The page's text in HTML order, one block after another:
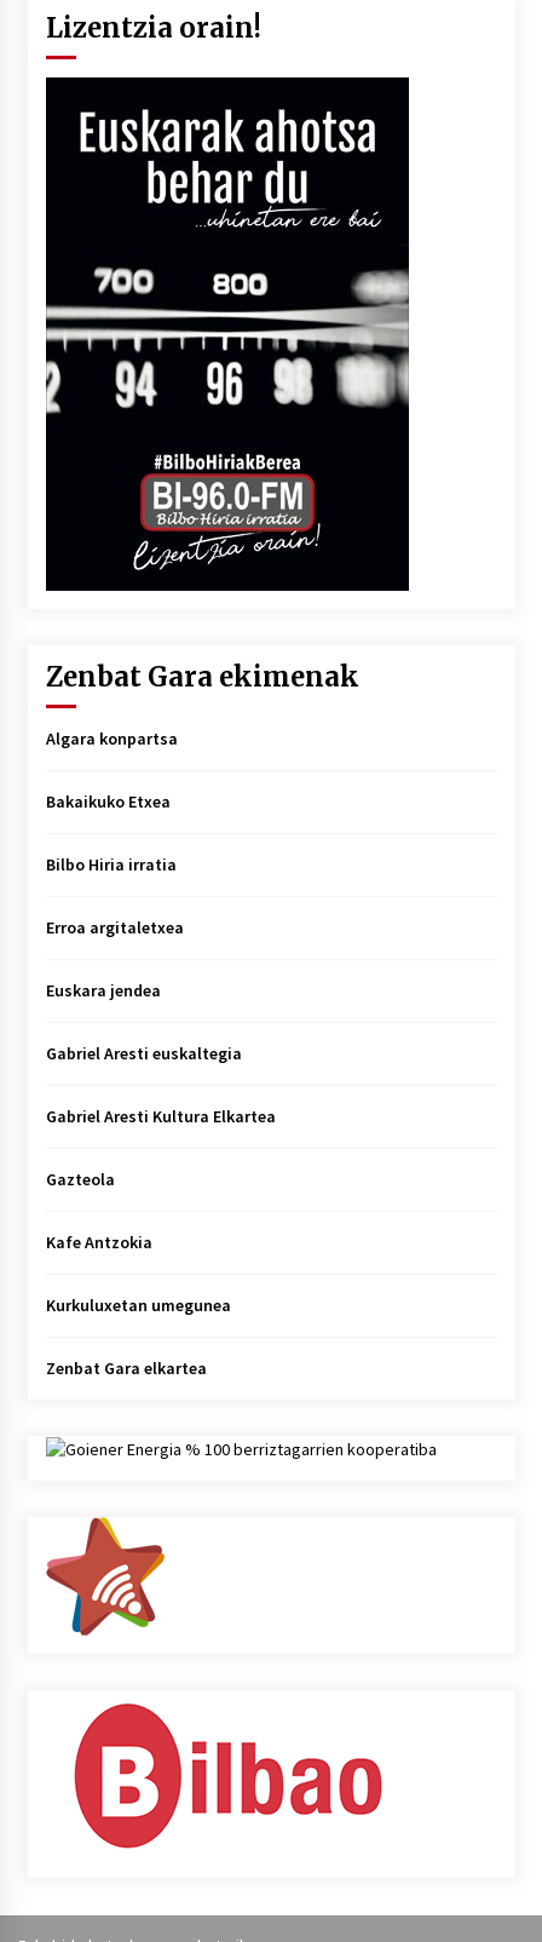
Lizentzia orain!
Zenbat Gara ekimenak
Algara konpartsa
Bakaikuko Etxea
Bilbo Hiria irratia
Erroa argitaletxea
Euskara jendea
Gabriel Aresti euskaltegia
Gabriel Aresti Kultura Elkartea
Gazteola
Kafe Antzokia
Kurkuluxetan umegunea
Zenbat Gara elkartea